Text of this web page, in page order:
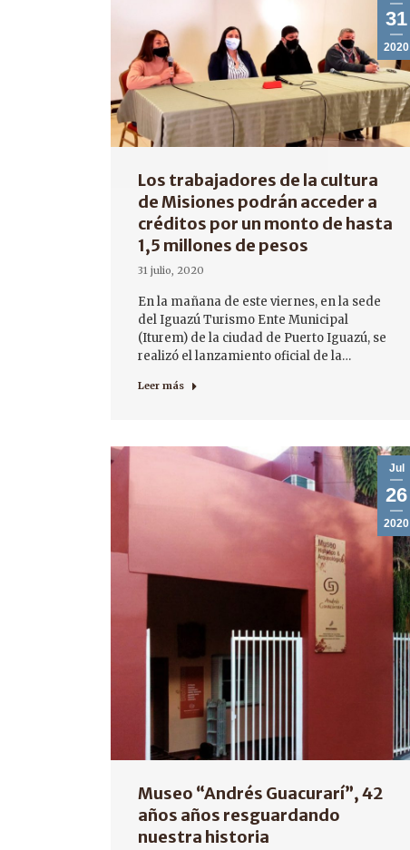
31
2020
Los trabajadores de la cultura
de Misiones podrán acceder a
créditos por un monto de hasta
1,5 millones de pesos
31 julio, 2020
En la mañana de este viernes, en la sede
del Iguazú Turismo Ente Municipal
(Iturem) de la ciudad de Puerto Iguazú, se
realizó el lanzamiento oficial de la…
Leer más
Jul
26
2020
Museo “Andrés Guacurarí”, 42
años años resguardando
nuestra historia